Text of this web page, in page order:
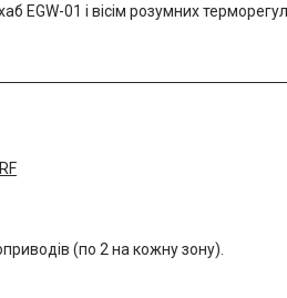
EGW-01 і вісім розумних
(по 2 на кожну зону).